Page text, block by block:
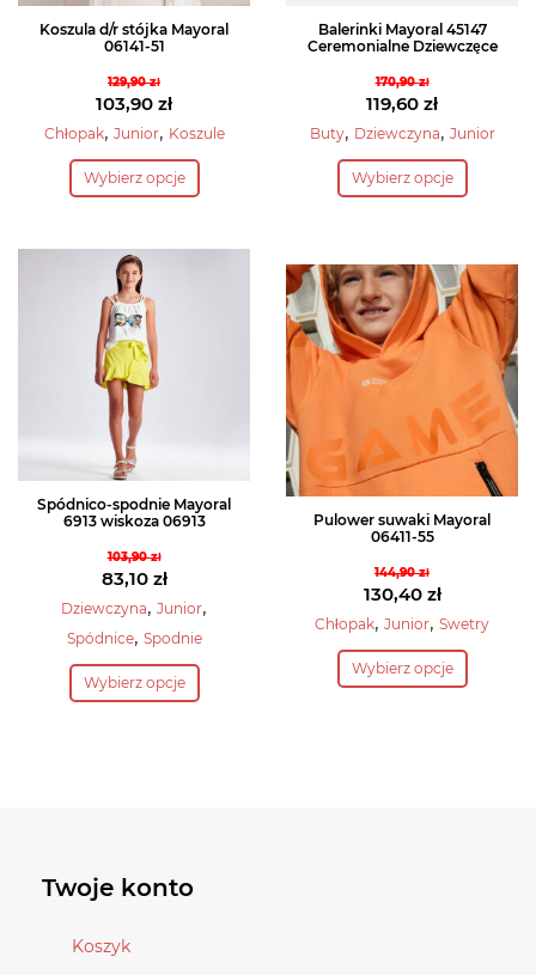
Koszula d/r stójka Mayoral
06141-51
129,90zł
Pierwotna
cena
wynosiła:
129,90 zł.
103,90 zł
Aktualna
cena
wynosi:
Chłopak, Junior, Koszule
Wybierz opcje
Ten
produkt
wiele
wariantów.
Opcje
można
wybrać
na
stronie
produktu
Balerinki Mayoral 45147
Ceremonialne Dziewczęce
170,90zł
Pierwotna
cena
wynosiła:
170,90 zł.
119,60 zł
Aktualna
cena
wynosi:
Buty, Dziewczyna, Junior
Wybierz opcje
Ten
produkt
wariantów.
Opcje
można
wybrać
stronie
produktu
Spódnico-spodnie Mayoral
6913 wiskoza 06913
103,90zł
Pierwotna
cena
wynosiła:
83,10 zł
Aktualna
cena
83,10 zł.
Dziewczyna, Junior,
Spódnice, Spodnie
Wybierz opcje
Ten
produkt
wybrać
Pulower suwaki Mayoral
06411-55
144,90zł
Pierwotna
cena
wynosiła:
144,90 zł.
130,40 zł
Aktualna
cena
wynosi:
Chłopak, Junior, Swetry
Wybierz opcje
Ten
produkt
Twoje konto
Koszyk